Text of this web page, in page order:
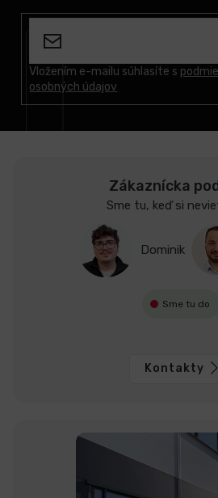
Vložením e-mailu súhlasíte s
osobných údajov
Zákaznícka
Sme tu, keď si
Dominik
Sme tu do
Kontakty